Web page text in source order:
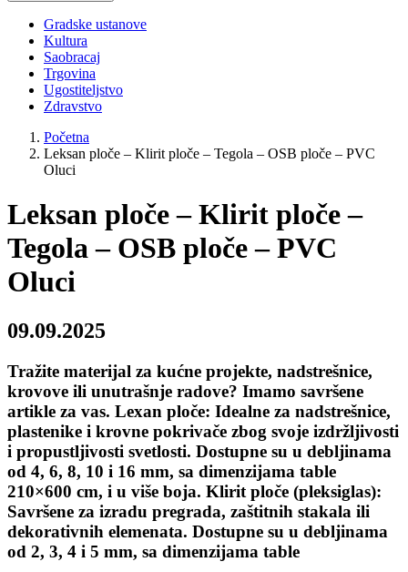
Gradske ustanove
Kultura
Saobracaj
Trgovina
Ugostiteljstvo
Zdravstvo
Početna
Leksan ploče – Klirit ploče – Tegola – OSB ploče – PVC
Oluci
Leksan ploče – Klirit ploče –
Tegola – OSB ploče – PVC
Oluci
09.09.2025
Tražite materijal za kućne projekte, nadstrešnice,
krovove ili unutrašnje radove? Imamo savršene
artikle za vas. Lexan ploče: Idealne za nadstrešnice,
plastenike i krovne pokrivače zbog svoje izdržljivosti
i propustljivosti svetlosti. Dostupne su u debljinama
od 4, 6, 8, 10 i 16 mm, sa dimenzijama table
210×600 cm, i u više boja. Klirit ploče (pleksiglas):
Savršene za izradu pregrada, zaštitnih stakala ili
dekorativnih elemenata. Dostupne su u debljinama
od 2, 3, 4 i 5 mm, sa dimenzijama table